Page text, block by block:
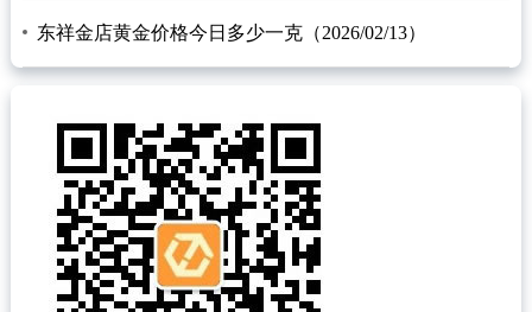
东祥金店黄金价格今日多少一克（2026/02/13）